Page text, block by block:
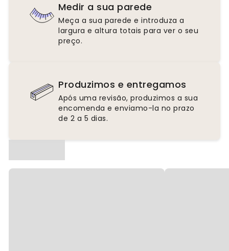
Medir a sua parede
Meça a sua parede e introduza a
largura e altura totais para ver o seu
preço.
Produzimos e entregamos
Após uma revisão, produzimos a sua
encomenda e enviamo-la no prazo
de 2 a 5 dias.